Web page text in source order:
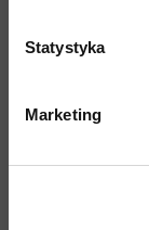
Statystyka
Marketing
B -
trwałość i
D -